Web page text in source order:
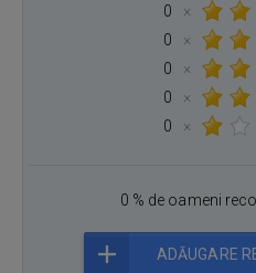
0
×
0
×
0
×
0
×
0
×
0 % de oameni
ADĂUGARE